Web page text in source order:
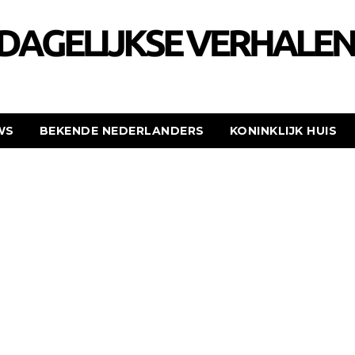
BEKENDE NEDERLANDERS KONINKLIJK HUIS